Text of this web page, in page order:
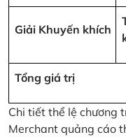
Giải Khuyến khích
Tổng giá trị
Chi tiết thể lệ chương
Merchant quảng cáo